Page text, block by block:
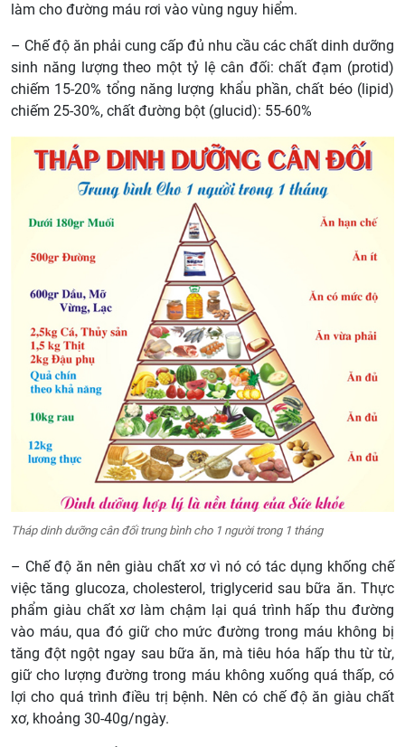
làm cho đường máu rơi vào vùng nguy hiểm.
– Chế độ ăn phải cung cấp đủ nhu cầu các chất dinh dưỡng
sinh năng lượng theo một tỷ lệ cân đối: chất đạm (protid)
chiếm 15-20% tổng năng lượng khẩu phần, chất béo (lipid)
chiếm 25-30%, chất đường bột (glucid): 55-60%
Tháp dinh dưỡng cân đối trung bình cho 1 người trong 1 tháng
– Chế độ ăn nên giàu chất xơ vì nó có tác dụng khống chế
việc tăng glucoza, cholesterol, triglycerid sau bữa ăn. Thực
phẩm giàu chất xơ làm chậm lại quá trình hấp thu đường
vào máu, qua đó giữ cho mức đường trong máu không bị
tăng đột ngột ngay sau bữa ăn, mà tiêu hóa hấp thu từ từ,
giữ cho lượng đường trong máu không xuống quá thấp, có
lợi cho quá trình điều trị bệnh. Nên có chế độ ăn giàu chất
xơ, khoảng 30-40g/ngày.